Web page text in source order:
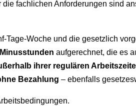
fachlichen Anforderungen sind
Tage-Woche und die gesetzlich
Minusstunden aufgerechnet, die es
ihrer regulären
Bezahlung – ebenfalls